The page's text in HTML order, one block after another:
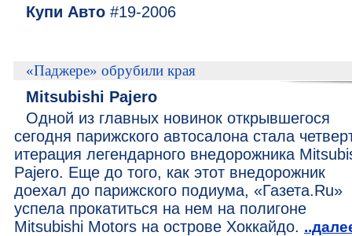
Купи Авто #19-2006
«Паджере» обрубили края
Mitsubishi Pajero
Одной из главных новинок открывшегося
сегодня парижского автосалона стала
итерация легендарного внедорожника
Pajero. Еще до того, как этот внедорожник
доехал до парижского подиума, «Газета.Ru»
успела прокатиться на нем на полигоне
Mitsubishi Motors на острове Хоккайдо.